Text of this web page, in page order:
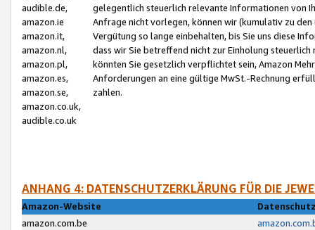
audible.de,
amazon.ie
amazon.it,
amazon.nl,
amazon.pl,
amazon.es,
amazon.se,
amazon.co.uk,
audible.co.uk
gelegentlich steuerlich relevante Informationen von
Anfrage nicht vorlegen, können wir (kumulativ zu
Vergütung so lange einbehalten, bis Sie uns diese
dass wir Sie betreffend nicht zur Einholung
könnten Sie gesetzlich verpflichtet sein, Amazon
Anforderungen an eine gültige MwSt.-Rechnung
zahlen.
ANHANG 4: DATENSCHUTZERKLÄRUNG FÜR DIE
Amazon-Website
amazon.com.be